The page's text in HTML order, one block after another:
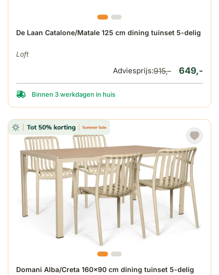
De Laan Catalone/Matale 125 cm dining tuinset 5-delig
Loft
De prijs is afhankelijk van de gekozen opties op de
649,-
Adviesprijs:915,-
Binnen 3 werkdagen in huis
Domani Alba/Creta 160x90 cm dining tuinset 5-delig
De prijs is afhankelijk van de gekozen opties op de